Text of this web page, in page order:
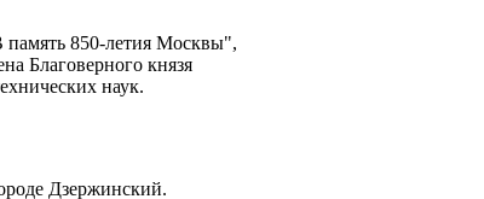
память 850-летия Москвы",
Благоверного князя
наук.
Дзержинский.